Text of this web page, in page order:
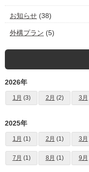
お知らせ (38)
外構プラン (5)
2026年
1月 (3) 2月 (2) 3月
2025年
1月 (1) 2月 (1) 3月
7月 (1) 8月 (1) 9月